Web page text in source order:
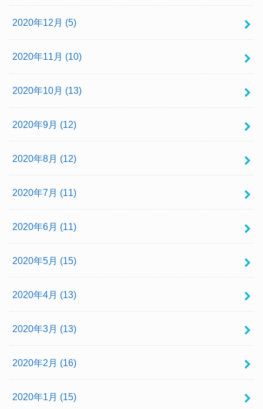
2020年12月 (5)
2020年11月 (10)
2020年10月 (13)
2020年9月 (12)
2020年8月 (12)
2020年7月 (11)
2020年6月 (11)
2020年5月 (15)
2020年4月 (13)
2020年3月 (13)
2020年2月 (16)
2020年1月 (15)